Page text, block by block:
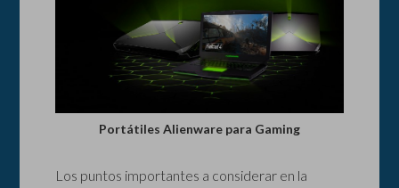
Portátiles Alienware para Gaming
Los puntos importantes a considerar en la